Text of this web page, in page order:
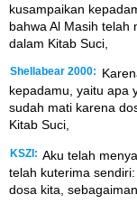
kusampaikan
bahwa Al Masih telah
dalam Kitab Suci,
Shellabear 2000:
kepadamu, yaitu apa
sudah mati karena
Kitab Suci,
KSZI: Aku telah
telah kuterima
dosa kita,